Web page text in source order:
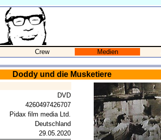
Crew Medien
Doddy und die Musketiere
DVD
4260497426707
Pidax film media Ltd.
Deutschland
29.05.2020